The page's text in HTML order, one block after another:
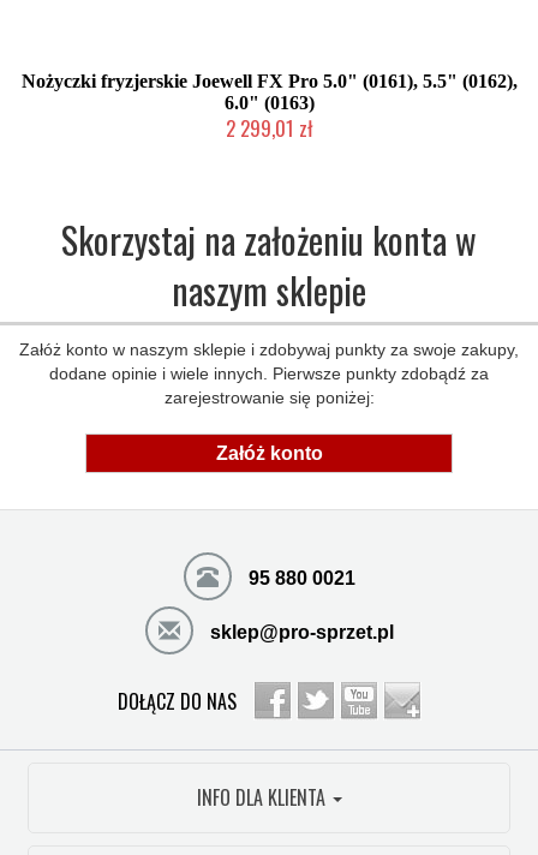
Nożyczki fryzjerskie Joewell FX Pro 5.0" (0161), 5.5" (0162),
6.0" (0163)
2 299,01 zł
Skorzystaj na założeniu konta w
naszym sklepie
Załóż konto w naszym sklepie i zdobywaj punkty za swoje zakupy,
dodane opinie i wiele innych. Pierwsze punkty zdobądź za
zarejestrowanie się poniżej:
Załóż konto
95 880 0021
sklep@pro-sprzet.pl
DOŁĄCZ DO NAS
INFO DLA KLIENTA